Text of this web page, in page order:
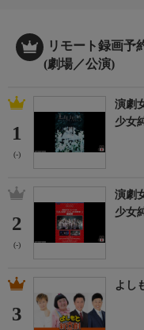
リモート録画予
(劇場／公演)
1
(-)
演劇
少女
2
(-)
演劇
少女
3
よし